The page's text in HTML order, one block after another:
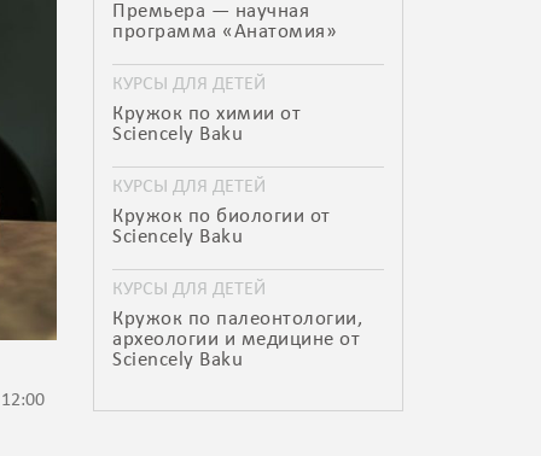
Премьера — научная
программа «Анатомия»
КУРСЫ ДЛЯ ДЕТЕЙ
Кружок по химии от
Sciencely Baku
КУРСЫ ДЛЯ ДЕТЕЙ
Кружок по биологии от
Sciencely Baku
КУРСЫ ДЛЯ ДЕТЕЙ
Кружок по палеонтологии,
археологии и медицине от
Sciencely Baku